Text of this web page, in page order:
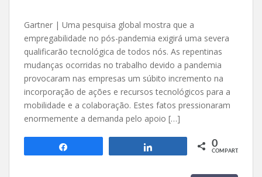
Gartner | Uma pesquisa global mostra que a
empregabilidade no pós-pandemia exigirá uma severa
qualificarão tecnológica de todos nós. As repentinas
mudanças ocorridas no trabalho devido a pandemia
provocaram nas empresas um súbito incremento na
incorporação de ações e recursos tecnológicos para a
mobilidade e a colaboração. Estes fatos pressionaram
enormemente a demanda pelo apoio […]
Compartilhar 0
COMPART.